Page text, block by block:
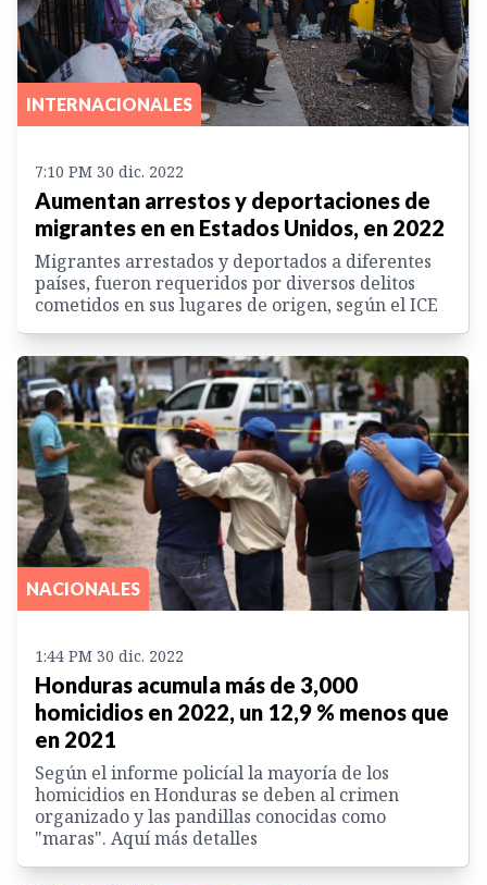
INTERNACIONALES
7:10 PM 30 dic. 2022
Aumentan arrestos y deportaciones de
migrantes en en Estados Unidos, en 2022
Migrantes arrestados y deportados a diferentes
países, fueron requeridos por diversos delitos
cometidos en sus lugares de origen, según el ICE
NACIONALES
1:44 PM 30 dic. 2022
Honduras acumula más de 3,000
homicidios en 2022, un 12,9 % menos que
en 2021
Según el informe policíal la mayoría de los
homicidios en Honduras se deben al crimen
organizado y las pandillas conocidas como
"maras". Aquí más detalles